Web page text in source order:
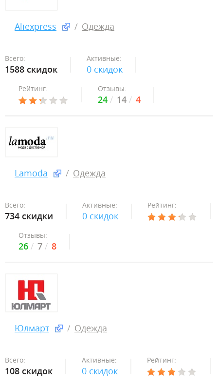
Aliexpress Одежда
Всего:
1588 скидок
Активные:
0 скидок
Рейтинг: Отзывы:
24 14 4
Lamoda Одежда
Всего:
734 скидки
Активные:
0 скидок
Рейтинг:
Отзывы:
26 7 8
Юлмарт Одежда
Всего:
108 скидок
Активные:
0 скидок
Рейтинг: